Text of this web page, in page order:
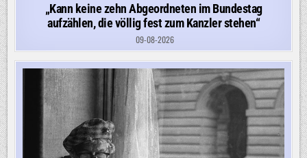
„Kann keine zehn Abgeordneten im Bundestag
aufzählen, die völlig fest zum Kanzler stehen“
09-08-2026